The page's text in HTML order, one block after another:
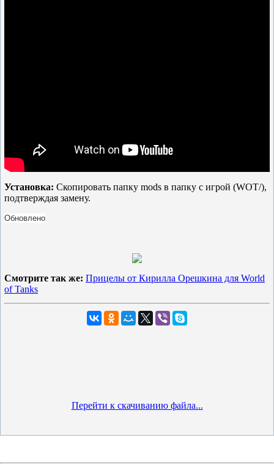
Установка: Скопировать папку mods в папку с игрой (WOT/),
подтверждая замену.
Обновлено
Смотрите так же: Прицелы от Кирилла Орешкина для World
of Tanks
Перейти к скачиванию файла...